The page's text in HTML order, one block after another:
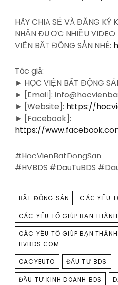
HÃY CHIA SẺ VÀ ĐĂNG KÝ
NHẬN ĐƯỢC NHIỀU
VIỆN BẤT ĐỘNG SẢN NHÉ:
Tác giả:
► HỌC VIỆN BẤT ĐỘNG
► [Email]:
► [Website]: https://
► [Facebook]:
https://
#HocVienBatDongSan
#HVBDS #DauTuBDS
TAGS
BẤT ĐỘNG SẢN CÁC YẾU
CÁC YẾU TỐ GIÚP BẠN
CÁC YẾU TỐ GIÚP BẠN
HVBDS.COM
CACYEUTO ĐẦU TƯ BDS
ĐẦU TƯ KINH DOANH BDS